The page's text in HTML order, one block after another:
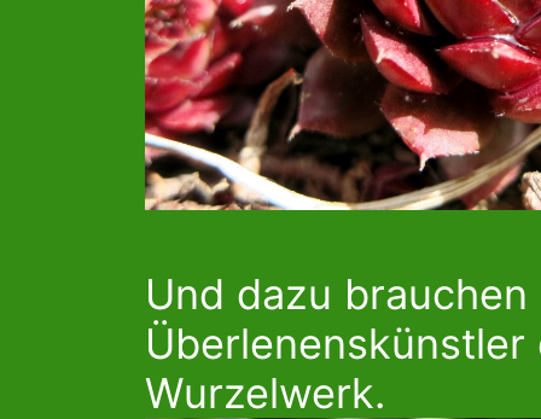
Und dazu
Wurzelwerk.